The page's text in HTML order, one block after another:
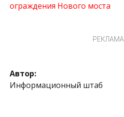
ограждения Нового моста
РЕКЛАМА
Автор:
Информационный штаб